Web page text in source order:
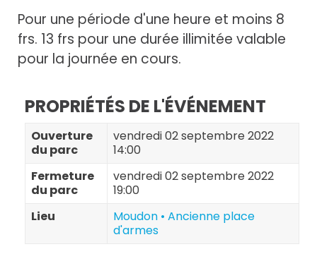
Pour une période d'une heure et moins 8
frs. 13 frs pour une durée illimitée valable
pour la journée en cours.
PROPRIÉTÉS DE L'ÉVÉNEMENT
Ouverture
du parc
vendredi 02 septembre 2022
14:00
Fermeture
du parc
vendredi 02 septembre 2022
19:00
Lieu
Moudon • Ancienne place
d'armes